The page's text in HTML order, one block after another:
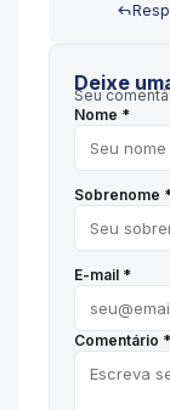
Deixe
Seu
Nome *
Sobrenome
E-mail *
Comentário *